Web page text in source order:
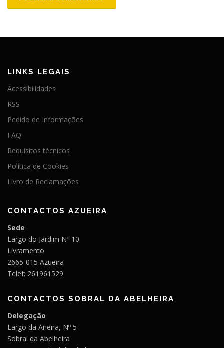
LINKS LEGAIS
Acessibilidades
RSS
Pedido de Informações
FAQ
Requisitos técnicos
Política de Cookies
Livro de Reclamações
CONTACTOS AZUEIRA
Sede
Largo do Jardim Nº 10
Livramento
2665-015 Azueira
Telef: 261961529
CONTACTOS SOBRAL DA ABELHEIRA
Delegação
Largo da Arieira, Nº 5
Sobral da Abelheira